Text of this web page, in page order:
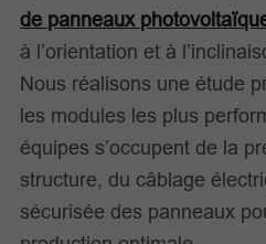
de panneaux
à l’orientation et à
Nous réalisons une étude
les modules les plus
équipes s’occupent de la
structure, du câblage
sécurisée des panneaux